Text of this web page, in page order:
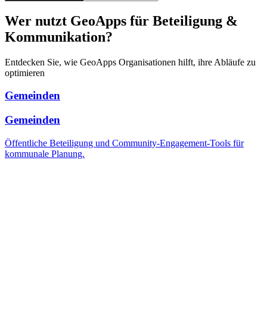
Wer nutzt GeoApps für Beteiligung &
Kommunikation?
Entdecken Sie, wie GeoApps Organisationen hilft, ihre Abläufe zu
optimieren
Gemeinden
Gemeinden
Öffentliche Beteiligung und Community-Engagement-Tools für
kommunale Planung.